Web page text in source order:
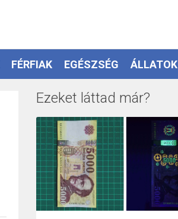
FÉRFIAK EGÉSZSÉG ÁLLATOK
Ezeket láttad már?